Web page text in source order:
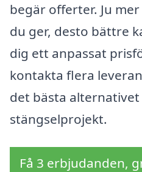
begär offerter. Ju
du ger, desto bättre
dig ett anpassat
kontakta flera
det bästa
stängselprojekt.
Få 3 erbjudanden,